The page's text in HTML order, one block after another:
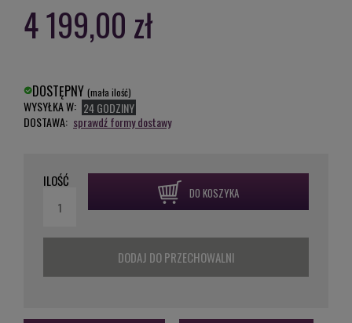
4 199,00 zł
DOSTĘPNY (mała ilość)
WYSYŁKA W: 24 GODZINY
DOSTAWA: sprawdź formy dostawy
ILOŚĆ
DO KOSZYKA
DODAJ DO PRZECHOWALNI